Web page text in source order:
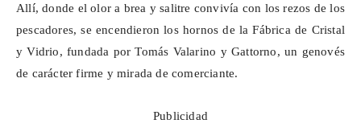
Allí, donde el olor a brea y salitre convivía con los rezos de los
pescadores, se encendieron los hornos de la Fábrica de Cristal
y Vidrio, fundada por Tomás Valarino y Gattorno, un genovés
de carácter firme y mirada de comerciante.
Publicidad